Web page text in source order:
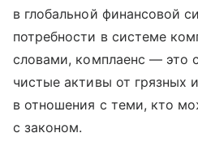
в глобальной финансовой
потребности в системе
словами, комплаенс — это
чистые активы от грязных
в отношения с теми, кто
с законом.